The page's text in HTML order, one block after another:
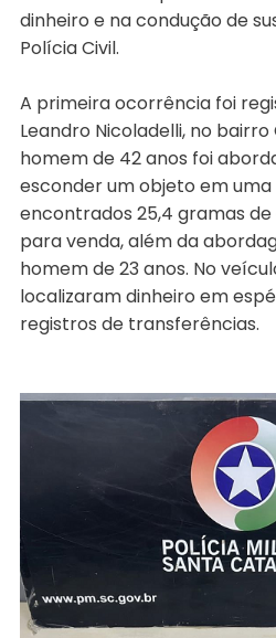
dinheiro e na condução de
Polícia Civil.
A primeira ocorrência foi
Leandro Nicoladelli, no
homem de 42 anos foi
esconder um objeto em
encontrados 25,4 gramas
para venda, além da
homem de 23 anos. No
localizaram dinheiro em
registros de transferências.